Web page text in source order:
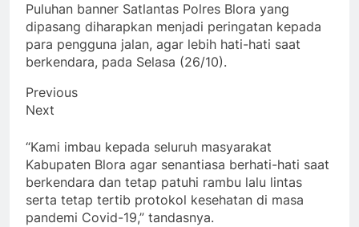
Puluhan banner Satlantas Polres Blora yang
dipasang diharapkan menjadi peringatan kepada
para pengguna jalan, agar lebih hati-hati saat
berkendara, pada Selasa (26/10).
Previous
Next
“Kami imbau kepada seluruh masyarakat
Kabupaten Blora agar senantiasa berhati-hati saat
berkendara dan tetap patuhi rambu lalu lintas
serta tetap tertib protokol kesehatan di masa
pandemi Covid-19,” tandasnya.